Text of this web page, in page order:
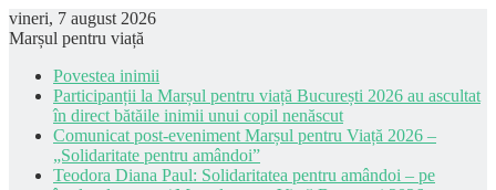
vineri, 7 august 2026
Marșul pentru viață
Povestea inimii
Participanții la Marșul pentru viață București 2026 au ascultat
în direct bătăile inimii unui copil nenăscut
Comunicat post-eveniment Marșul pentru Viață 2026 –
„Solidaritate pentru amândoi”
Teodora Diana Paul: Solidaritatea pentru amândoi – pe